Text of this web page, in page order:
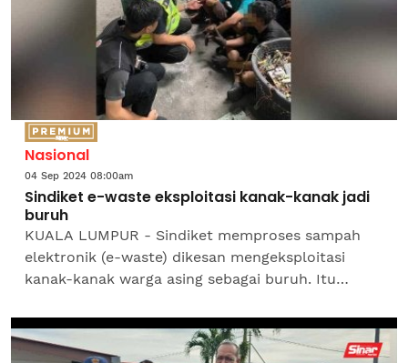
Nasional
04 Sep 2024 08:00am
Sindiket e-waste eksploitasi kanak-kanak jadi
buruh
KUALA LUMPUR - Sindiket memproses sampah
elektronik (e-waste) dikesan mengeksploitasi
kanak-kanak warga asing sebagai buruh. Itu
kilang e-waste haram dalam...